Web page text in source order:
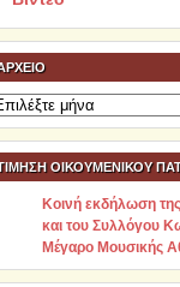
ΟΙΚΟΥΜΕΝΙΚΟΥ
Κοινή εκδήλωση
και του Συλλόγου
Μέγαρο Μουσικής